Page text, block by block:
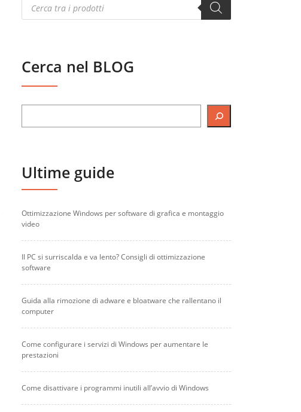
search
Cerca nel BLOG
Ultime guide
Ottimizzazione Windows per software di grafica e montaggio
video
Il PC si surriscalda e va lento? Consigli di ottimizzazione
software
Guida alla rimozione di adware e bloatware che rallentano il
computer
Come configurare i servizi di Windows per aumentare le
prestazioni
Come disattivare i programmi inutili all’avvio di Windows